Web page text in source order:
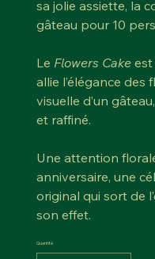
sa jolie assiette, la
gâteau pour 10
Le Flowers Cakeest
allie l’élégance des
visuelle d’un
et raffiné.
Une attention
anniversaire, une
original qui sort de
son effet.
Quantité